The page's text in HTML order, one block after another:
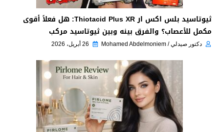
ثيوتاسيد بلس اكس ار Thiotacid Plus XR: هل فعلاً أقوى
مكمل للأعصاب؟ والفرق بينه وبين ثيوتاسيد مركب
دكتور صيدلي / Mohamed Abdelmoniem 26 أبريل، 2026